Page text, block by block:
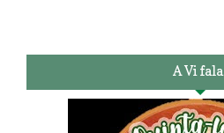
A Vi fala